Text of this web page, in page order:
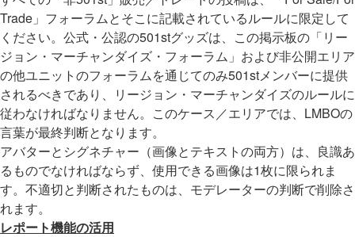
Trade」フォーラムとそこに記載されているルールに限定して
ください。公式・公認の501stグッズは、この掲示板の「リー
ジョン・マーチャンダイズ・フォーラム」および非公開エリア
の他ユニットのフォーラムを通じてのみ501stメンバーに提供
されるべきであり、リージョン・マーチャンダイズのルールに
従わなければなりません。このケース／エリアでは、LMBOの
言葉が最終判断となります。
アバターとシグネチャー（画像とテキストの両方）は、良識あ
るものでなければならず、使用できる画像は1枚に限られま
す。不適切と判断されたものは、モデレーターの判断で削除さ
れます。
レポート機能の活用